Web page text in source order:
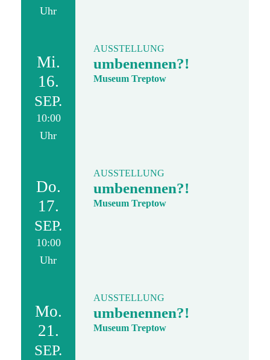
Uhr
Mi.
16.
SEP.
10:00
Uhr
AUSSTELLUNG
umbenennen?!
Museum Treptow
Do.
17.
SEP.
10:00
Uhr
AUSSTELLUNG
umbenennen?!
Museum Treptow
Mo.
21.
SEP.
AUSSTELLUNG
umbenennen?!
Museum Treptow